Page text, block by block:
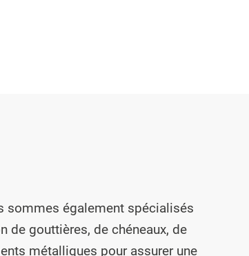
sommes également spécialisés
de gouttières, de chéneaux, de
métalliques pour assurer une